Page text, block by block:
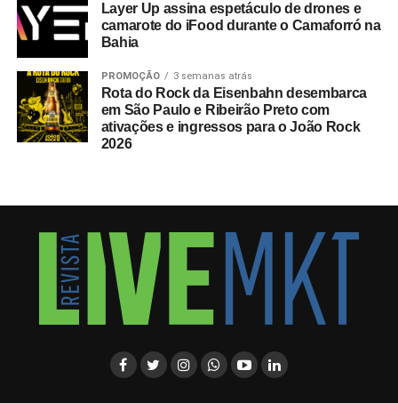
Layer Up assina espetáculo de drones e
camarote do iFood durante o Camaforró na
Bahia
PROMOÇÃO 3 semanas atrás
Rota do Rock da Eisenbahn desembarca
em São Paulo e Ribeirão Preto com
ativações e ingressos para o João Rock
2026